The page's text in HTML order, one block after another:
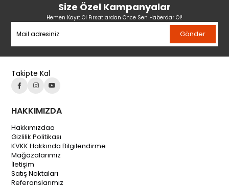
Size Özel Kampanyalar
Hemen Kayıt Ol Fırsatlardan Önce Sen Haberdar Ol!
Gönder
Takipte Kal
HAKKIMIZDA
Hakkımızdaa
Gizlilik Politikası
KVKK Hakkında Bilgilendirme
Mağazalarımız
İletişim
Satış Noktaları
Referanslarımız